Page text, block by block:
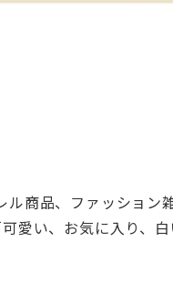
商品、ファッション
愛い、お気に入り、白